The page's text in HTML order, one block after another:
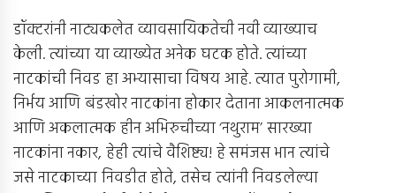
डॉक्टरांनी नाट्यकलेत व्यावसायिकतेची नवी व्याख्याच
केली. त्यांच्या या व्याख्येत अनेक घटक होते. त्यांच्या
नाटकांची निवड हा अभ्यासाचा विषय आहे. त्यात पुरोगामी,
निर्भय आणि बंडखोर नाटकांना होकार देताना आकलनात्मक
आणि अकलात्मक हीन अभिरुचीच्या ‘नथुराम’ सारख्या
नाटकांना नकार, हेही त्यांचे वैशिष्ट्य! हे समंजस भान त्यांचे
जसे नाटकाच्या निवडीत होते, तसेच त्यांनी निवडलेल्या